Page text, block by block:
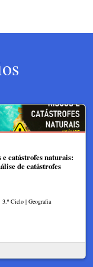
e catástrofes naturais:
de catástrofes
3.º Ciclo | Geografia